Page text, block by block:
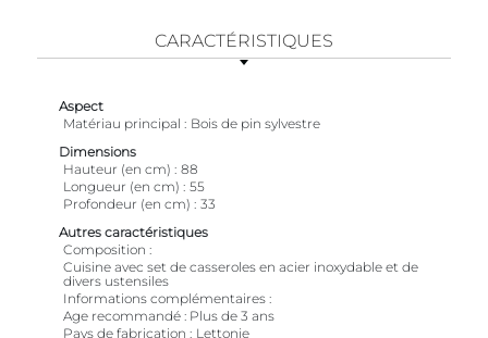
CARACTÉRISTIQUES
Aspect
Matériau principal
Bois de pin sylvestre
Dimensions
Hauteur (en cm)
88
Longueur (en cm)
55
Profondeur (en cm)
33
Autres caractéristiques
Composition
Cuisine avec set de casseroles en acier inoxydable et de
divers ustensiles
Informations complémentaires
Age recommandé : Plus de 3 ans
Pays de fabrication
Lettonie